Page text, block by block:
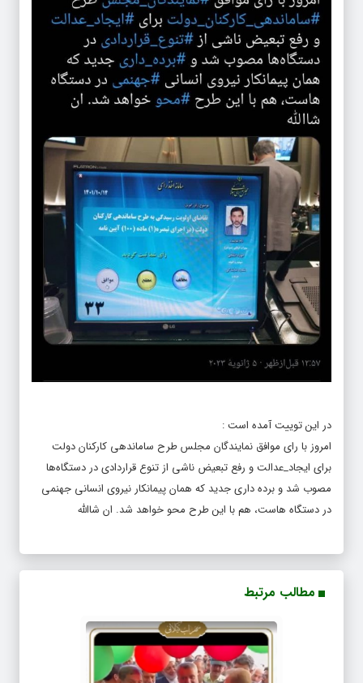
در این توییت آمده است :
امروز با رای موافق نمایندگان مجلس طرح ساماندهی کارکنان دولت
برای ایجاد_عدالت و رفع تبعیض ناشی از تنوع قراردادی در دستگاه‌ها
مصوب شد و برده داری جدید که همان پیمانکار نیروی انسانی جهنمی
در دستگاه هاست، هم با این طرح محو خواهد شد. ان شاالله
مطالب مرتبط